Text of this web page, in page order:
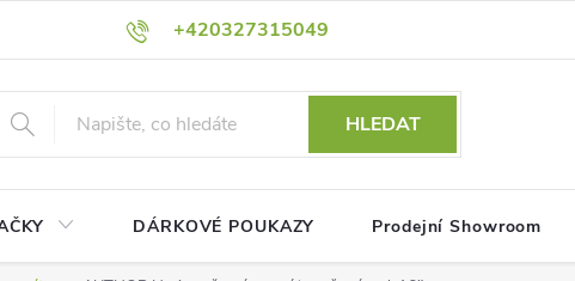
+420327315049
ceny! Podmínky ochrany osobních údajů
HLEDAT
DÁRKOVÉ POUKAZY Prodejní Showroom